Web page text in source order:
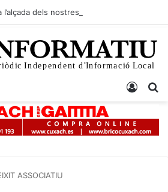
dels nostres temps?
ASSOCIATIU